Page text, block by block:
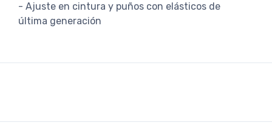
- Ajuste en cintura y puños con elásticos de
última generación